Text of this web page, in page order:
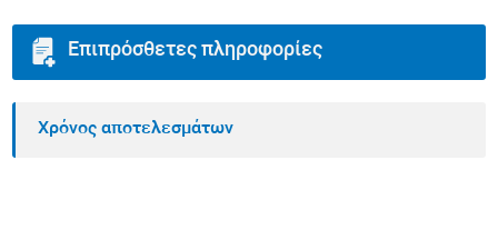
Επιπρόσθετες πληροφορίες
Χρόνος αποτελεσμάτων